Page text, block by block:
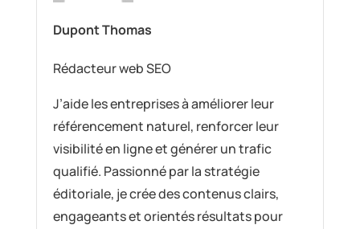
Dupont Thomas
Rédacteur web SEO
J’aide les entreprises à améliorer leur
référencement naturel, renforcer leur
visibilité en ligne et générer un trafic
qualifié. Passionné par la stratégie
éditoriale, je crée des contenus clairs,
engageants et orientés résultats pour